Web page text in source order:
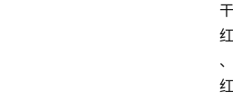
干
红
、
红